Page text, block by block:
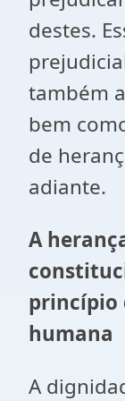
destes.
também
bem
de
adiante.
A
princípio
humana
A